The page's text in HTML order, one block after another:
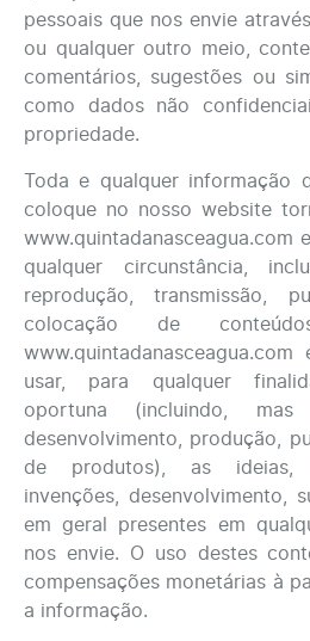
pessoais que nos envie
ou qualquer outro meio,
comentários, sugestões ou
como dados não
propriedade.
Toda e qualquer informação
coloque no nosso website
www.quintadanasceagua.com
qualquer circunstância,
reprodução, transmissão,
colocação de
usar, para qualquer
oportuna (incluindo,
desenvolvimento, produção,
de produtos), as ideias,
invenções, desenvolvimento,
em geral presentes em
nos envie. O uso destes
compensações monetárias à
a informação.